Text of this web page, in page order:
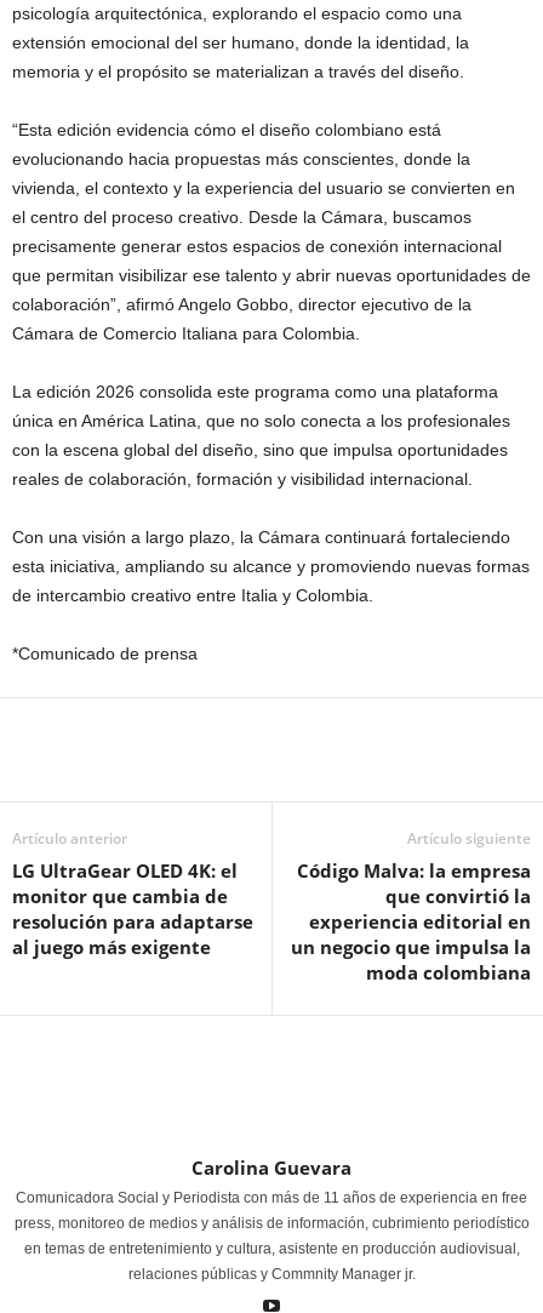
psicología arquitectónica, explorando el espacio como una
extensión emocional del ser humano, donde la identidad, la
memoria y el propósito se materializan a través del diseño.
“Esta edición evidencia cómo el diseño colombiano está
evolucionando hacia propuestas más conscientes, donde la
vivienda, el contexto y la experiencia del usuario se convierten en
el centro del proceso creativo. Desde la Cámara, buscamos
precisamente generar estos espacios de conexión internacional
que permitan visibilizar ese talento y abrir nuevas oportunidades de
colaboración”, afirmó Angelo Gobbo, director ejecutivo de la
Cámara de Comercio Italiana para Colombia.
La edición 2026 consolida este programa como una plataforma
única en América Latina, que no solo conecta a los profesionales
con la escena global del diseño, sino que impulsa oportunidades
reales de colaboración, formación y visibilidad internacional.
Con una visión a largo plazo, la Cámara continuará fortaleciendo
esta iniciativa, ampliando su alcance y promoviendo nuevas formas
de intercambio creativo entre Italia y Colombia.
*Comunicado de prensa
Artículo anterior
LG UltraGear OLED 4K: el
monitor que cambia de
resolución para adaptarse
al juego más exigente
Artículo siguiente
Código Malva: la empresa
que convirtió la
experiencia editorial en
un negocio que impulsa la
moda colombiana
Carolina Guevara
Comunicadora Social y Periodista con más de 11 años de experiencia en free
press, monitoreo de medios y análisis de información, cubrimiento periodístico
en temas de entretenimiento y cultura, asistente en producción audiovisual,
relaciones públicas y Commnity Manager jr.